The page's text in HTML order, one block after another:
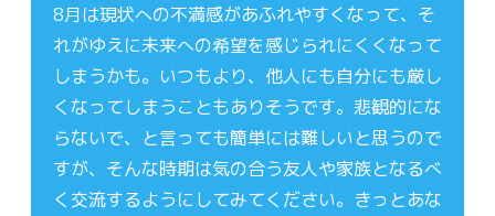
8月は現状への不満感があふれやすくなって、そ
れがゆえに未来への希望を感じられにくくなって
しまうかも。いつもより、他人にも自分にも厳し
くなってしまうこともありそうです。悲観的にな
らないで、と言っても簡単には難しいと思うので
すが、そんな時期は気の合う友人や家族となるべ
く交流するようにしてみてください。きっとあな